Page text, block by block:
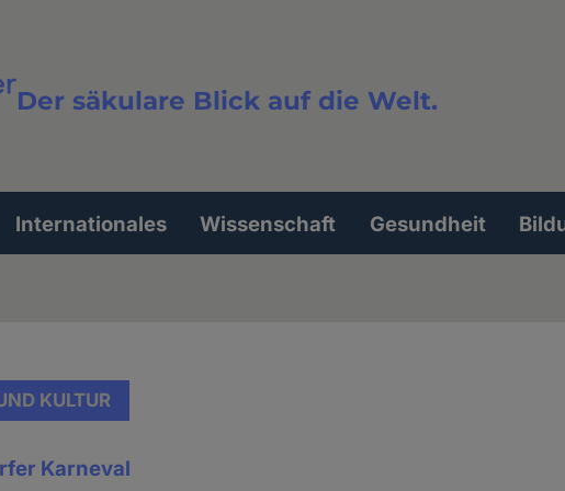
Der säkulare Blick auf die Welt.
Volltextsuche
Internationales Wissenschaft Gesundheit
KULTUR
Karneval